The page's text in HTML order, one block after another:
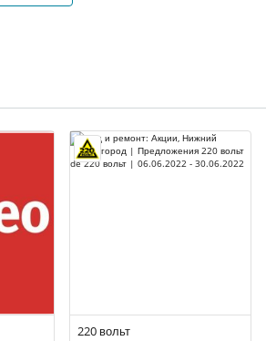
220 вольт